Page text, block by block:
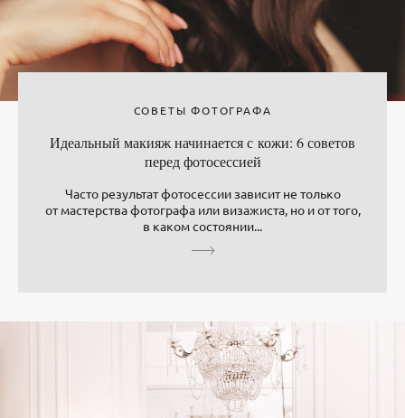
СОВЕТЫ ФОТОГРАФА
Идеальный макияж начинается с кожи: 6 советов
перед фотосессией
Часто результат фотосессии зависит не только
от мастерства фотографа или визажиста, но и от того,
в каком состоянии...